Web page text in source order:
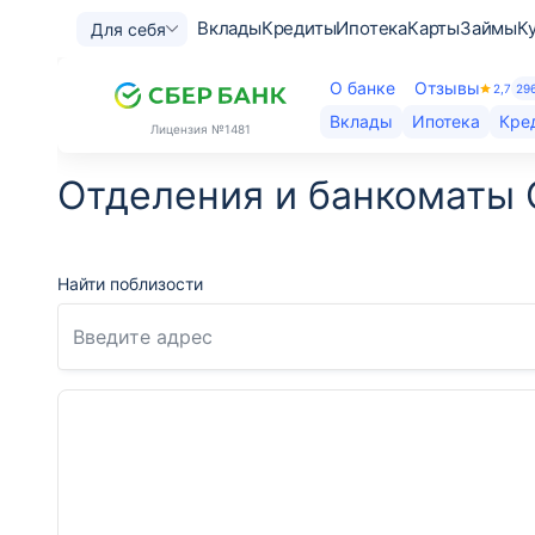
Для себя ВкладыКредитыИпотекаКартыЗаймы
Лицензия №1481
О банке Отзывы 2,7
Вклады
Ипотека
Отделения и
Найти поблизости